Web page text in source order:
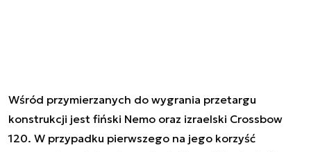
Wśród przymierzanych do wygrania przetargu
konstrukcji jest fiński Nemo oraz izraelski Crossbow
120. W przypadku pierwszego na jego korzyść